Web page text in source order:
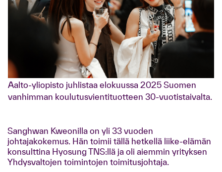
Aalto-yliopisto juhlistaa elokuussa 2025 Suomen
vanhimman koulutusvientituotteen 30-vuotistaivalta.
Sanghwan Kweonilla on yli 33 vuoden
johtajakokemus. Hän toimii tällä hetkellä liike-elämän
konsulttina Hyosung TNS:llä ja oli aiemmin yrityksen
Yhdysvaltojen toimintojen toimitusjohtaja.